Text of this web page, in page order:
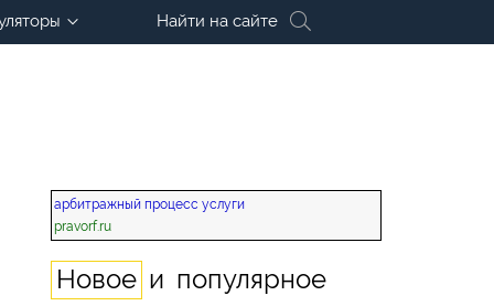
Найти на сайте
арбитражный процесс услуги
pravorf.ru
Новое и популярное